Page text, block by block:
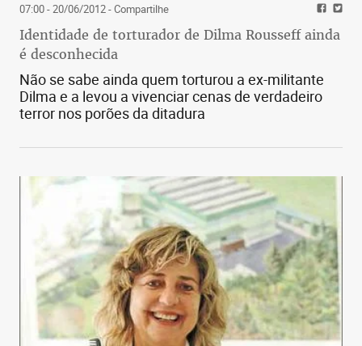
07:00 - 20/06/2012- Compartilhe
Identidade de torturador de Dilma Rousseff ainda
é desconhecida
Não se sabe ainda quem torturou a ex-militante
Dilma e a levou a vivenciar cenas de verdadeiro
terror nos porões da ditadura